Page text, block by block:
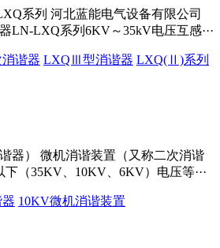
系列 河北蓝能电气设备有限公司
LN-LXQ系列6KV～35kV电压互感···
谐器 LXQⅢ型消谐器 LXQ(Ⅱ)系列
器） 微机消谐装置（又称二次消谐
（35KV、10KV、6KV）电压等···
10KV微机消谐装置